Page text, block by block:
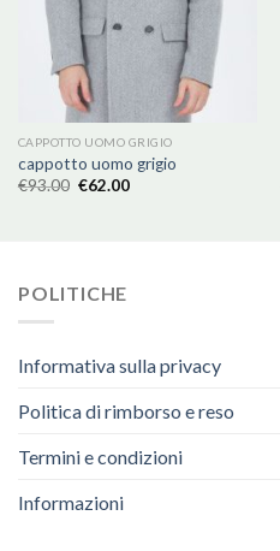
CAPPOTTO UOMO GRIGIO
cappotto uomo grigio
€93.00 €62.00
POLITICHE
Informativa sulla privacy
Politica di rimborso e reso
Termini e condizioni
Informazioni